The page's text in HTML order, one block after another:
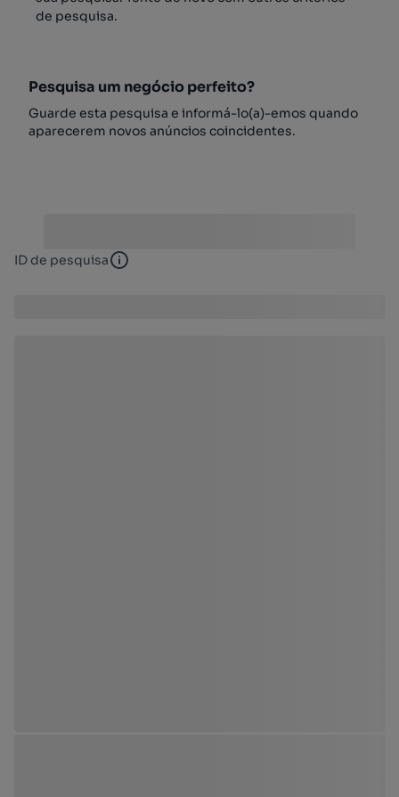
de pesquisa.
Pesquisa um negócio perfeito?
Guarde esta pesquisa e informá-lo(a)-emos quando
aparecerem novos anúncios coincidentes.
ID de pesquisa ID de pesquisa